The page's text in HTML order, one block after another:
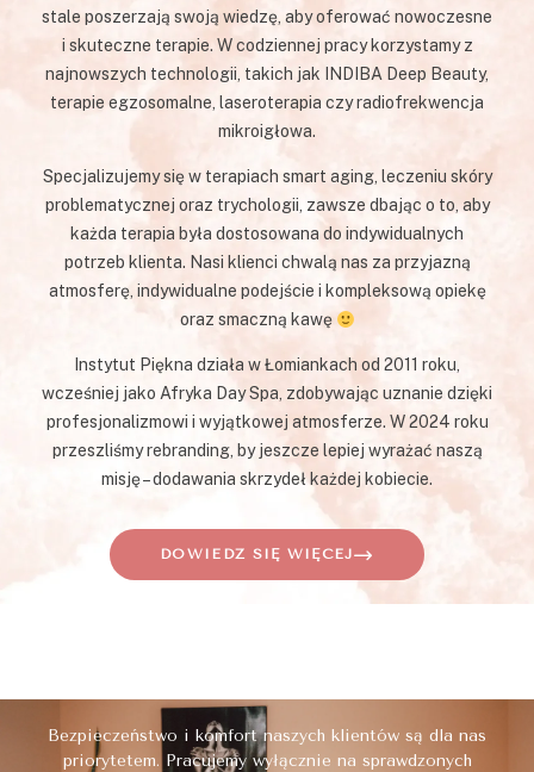
stale poszerzają swoją wiedzę, aby oferować nowoczesne
i skuteczne terapie. W codziennej pracy korzystamy z
najnowszych technologii, takich jak INDIBA Deep Beauty,
terapie egzosomalne, laseroterapia czy radiofrekwencja
mikroigłowa.
Specjalizujemy się w terapiach smart aging, leczeniu skóry
problematycznej oraz trychologii, zawsze dbając o to, aby
każda terapia była dostosowana do indywidualnych
potrzeb klienta. Nasi klienci chwalą nas za przyjazną
atmosferę, indywidualne podejście i kompleksową opiekę
oraz smaczną kawę
Instytut Piękna działa w Łomiankach od 2011 roku,
wcześniej jako Afryka Day Spa, zdobywając uznanie dzięki
profesjonalizmowi i wyjątkowej atmosferze. W 2024 roku
przeszliśmy rebranding, by jeszcze lepiej wyrażać naszą
misję – dodawania skrzydeł każdej kobiecie.
DOWIEDZ SIĘ WIĘCEJ
Bezpieczeństwo i komfort naszych klientów są dla nas
priorytetem. Pracujemy wyłącznie na sprawdzonych